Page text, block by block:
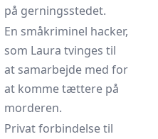
på gerningsstedet.
En småkriminel hacker,
som Laura tvinges til
at samarbejde med for
at komme tættere på
morderen.
Privat forbindelse til